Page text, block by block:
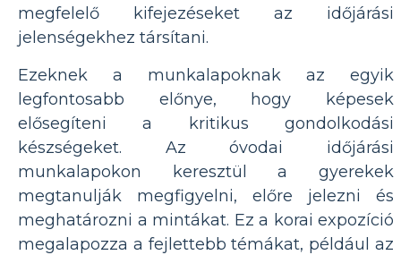
megfelelő kifejezéseket az időjárási
jelenségekhez társítani.
Ezeknek a munkalapoknak az egyik
legfontosabb előnye, hogy képesek
elősegíteni a kritikus gondolkodási
készségeket. Az óvodai időjárási
munkalapokon keresztül a gyerekek
megtanulják megfigyelni, előre jelezni és
meghatározni a mintákat. Ez a korai expozíció
megalapozza a fejlettebb témákat, például az